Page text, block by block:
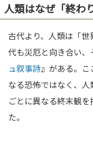
人類はなぜ「終わ
古代より、人類は「
代も災厄と向き合い、
ュ叙事詩』がある。こ
なる恐怖ではなく、
ごとに異なる終末観
た。